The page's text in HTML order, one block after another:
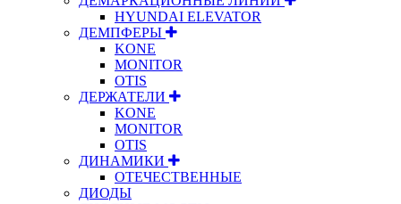
HYUNDAI ELEVATOR
ДЕМПФЕРЫ
KONE
MONITOR
OTIS
ДЕРЖАТЕЛИ
KONE
MONITOR
OTIS
ДИНАМИКИ
ОТЕЧЕСТВЕННЫЕ
ДИОДЫ